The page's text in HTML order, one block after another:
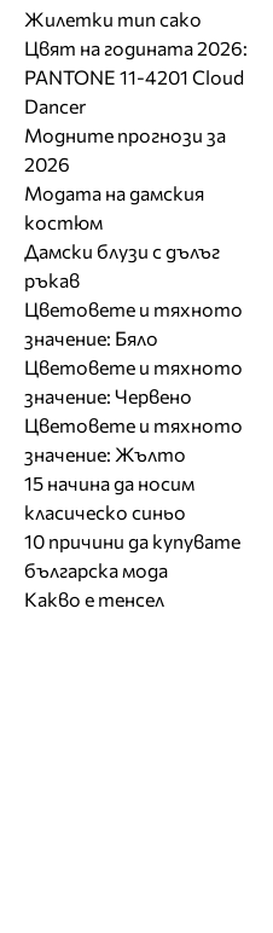
Жилетки тип сако
Цвят на годината 2026:
PANTONE 11-4201 Cloud
Dancer
Модните прогнози за
2026
Модата на дамския
костюм
Дамски блузи с дълъг
ръкав
Цветовете и тяхното
значение: Бяло
Цветовете и тяхното
значение: Червено
Цветовете и тяхното
значение: Жълто
15 начина да носим
класическо синьо
10 причини да купувате
българска мода
Какво е тенсел